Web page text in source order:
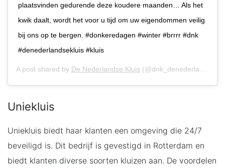
plaatsvinden gedurende deze koudere maanden… Als het
kwik daalt, wordt het voor u tijd om uw eigendommen veilig
bij ons op te bergen. #donkeredagen #winter #brrrr #dnk
#denederlandsekluis #kluis
A post shared by De Nederlandse Kluis (@dnk_denederlandsekluis) on
Uniekluis
Uniekluis biedt haar klanten een omgeving die 24/7
beveiligd is. Dit bedrijf is gevestigd in Rotterdam en
biedt klanten diverse soorten kluizen aan. De voordelen